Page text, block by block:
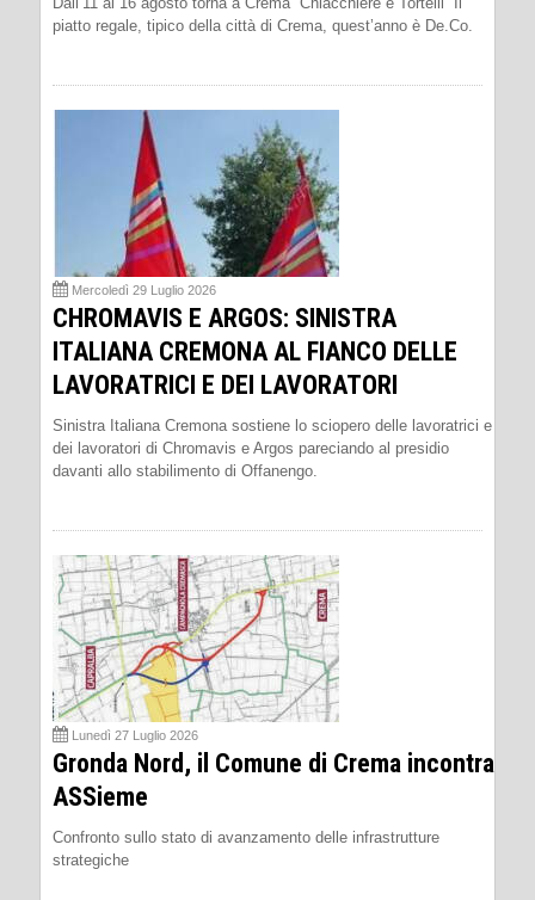
piatto regale, tipico della città di Crema, quest’anno è De.Co.
Mercoledì 29 Luglio 2026
CHROMAVIS E ARGOS: SINISTRA
ITALIANA CREMONA AL FIANCO DELLE
LAVORATRICI E DEI LAVORATORI
Sinistra Italiana Cremona sostiene lo sciopero delle lavoratrici e
dei lavoratori di Chromavis e Argos pareciando al presidio
davanti allo stabilimento di Offanengo.
Lunedì 27 Luglio 2026
Gronda Nord, il Comune di Crema incontra
ASSieme
Confronto sullo stato di avanzamento delle infrastrutture
strategiche